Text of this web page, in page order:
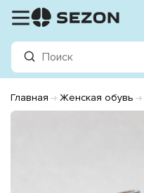
Главная Женская обувь